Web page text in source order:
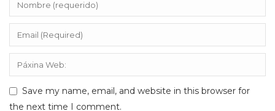
Save my name, email, and website in this browser for
the next time I comment.